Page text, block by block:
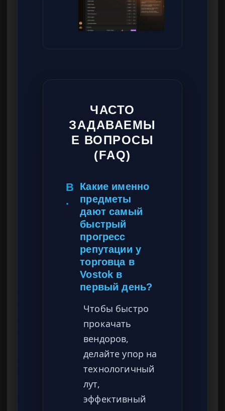
ЧАСТО
ЗАДАВАЕМЫ
Е ВОПРОСЫ
(FAQ)
В
.
Какие именно
предметы
дают самый
быстрый
прогресс
репутации у
торговца в
Vostok в
первый день?
Чтобы быстро
прокачать
вендоров,
делайте упор на
технологичный
лут,
эффективный